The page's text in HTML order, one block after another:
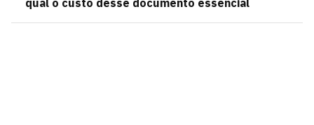
qual o custo desse documento essencial